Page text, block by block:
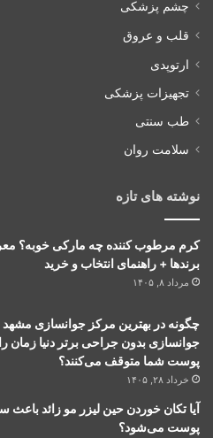
چشم پزشکی
قلب و عروق
ارتوپدی
تجهیزات پزشکی
طب سنتی
سلامت روان
نوشته های تازه
کرم مرطوب کننده چه مارکی خوبه؟
برندها + راهنمای انتخاب و خرید
مرداد ۸, ۱۴۰۵
جوانسازی بدون جراحی برتر دنیا زمان
پوست شما متوقف می‌کنند؟
خرداد ۲۸, ۱۴۰۵
آیا تکان خوردن حین لیزر مو زائد باعث
پوست می‌شود؟